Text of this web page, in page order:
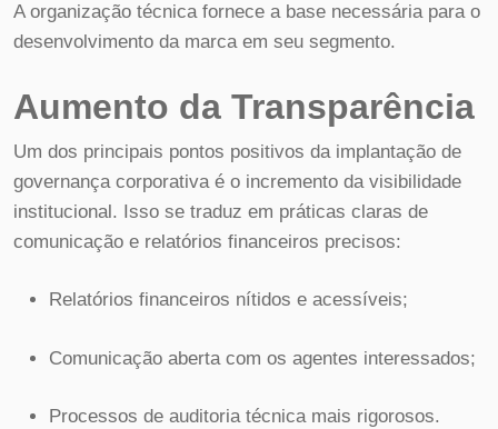
A organização técnica fornece a base necessária para o
desenvolvimento da marca em seu segmento.
Aumento da Transparência
Um dos principais pontos positivos da implantação de
governança corporativa é o incremento da visibilidade
institucional. Isso se traduz em práticas claras de
comunicação e relatórios financeiros precisos:
Relatórios financeiros nítidos e acessíveis;
Comunicação aberta com os agentes interessados;
Processos de auditoria técnica mais rigorosos.